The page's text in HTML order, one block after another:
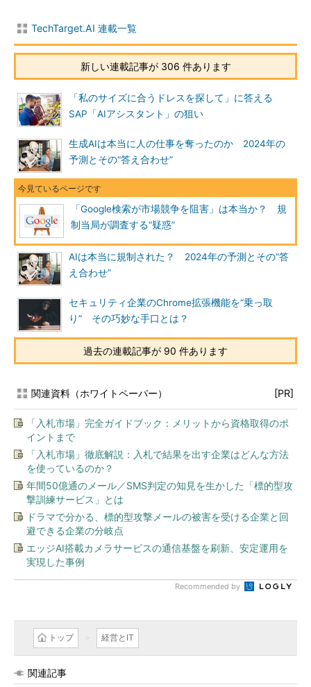
TechTarget.AI 連載一覧
新しい連載記事が 306 件あります
「私のサイズに合うドレスを探して」に答える
SAP「AIアシスタント」の狙い
生成AIは本当に人の仕事を奪ったのか 2024年の
予測とその“答え合わせ”
「Google検索が市場競争を阻害」は本当か？ 規
制当局が調査する“疑惑”
AIは本当に規制された？ 2024年の予測とその“答
え合わせ”
セキュリティ企業のChrome拡張機能を“乗っ取
り” その巧妙な手口とは？
過去の連載記事が 90 件あります
関連資料（ホワイトペーパー） [PR]
「入札市場」完全ガイドブック：メリットから資格取得のポ
イントまで
「入札市場」徹底解説：入札で結果を出す企業はどんな方法
を使っているのか？
年間50億通のメール／SMS判定の知見を生かした「標的型攻
撃訓練サービス」とは
ドラマで分かる、標的型攻撃メールの被害を受ける企業と回
避できる企業の分岐点
エッジAI搭載カメラサービスの通信基盤を刷新、安定運用を
実現した事例
Recommended by
トップ 経営とIT
関連記事